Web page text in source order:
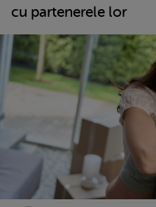
cu partenerele lor